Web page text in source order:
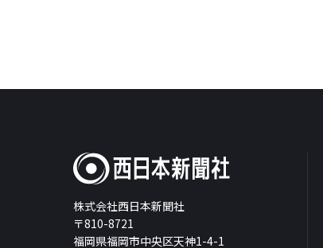
株式会社西日本新聞社
〒810-8721
福岡県福岡市中央区天神1-4-1